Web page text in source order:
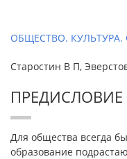
ОБЩЕСТВО. КУЛЬТУРА.
Старостин В П,
ПРЕДИСЛОВИЕ
Для общества всегда
образование